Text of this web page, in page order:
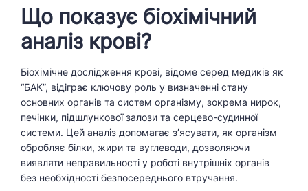
Що показує біохімічний
аналіз крові?
Біохімічне дослідження крові, відоме серед медиків як
“БАК”, відіграє ключову роль у визначенні стану
основних органів та систем організму, зокрема нирок,
печінки, підшлункової залози та серцево-судинної
системи. Цей аналіз допомагає з’ясувати, як організм
обробляє білки, жири та вуглеводи, дозволяючи
виявляти неправильності у роботі внутрішніх органів
без необхідності безпосереднього втручання.